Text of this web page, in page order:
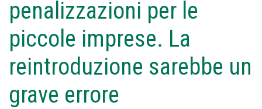
penalizzazioni per le
piccole imprese. La
reintroduzione sarebbe un
grave errore